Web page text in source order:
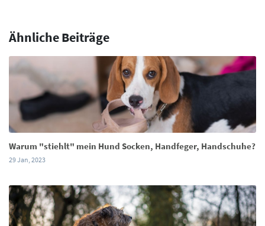
Ähnliche Beiträge
Warum "stiehlt" mein Hund Socken, Handfeger, Handschuhe?
29 Jan, 2023